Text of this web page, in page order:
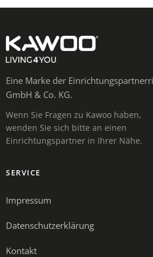
Eine Marke der
GmbH & Co. KG.
Wenn Sie Fragen zu Kawoo haben,
wenden Sie sich bitte an einen
Einrichtungspartner in Ihrer Nähe.
SERVICE
Impressum
Datenschutzerklärung
Kontakt